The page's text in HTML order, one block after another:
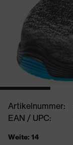
Artikelnummer:
EAN / UPC:
Weite: 14